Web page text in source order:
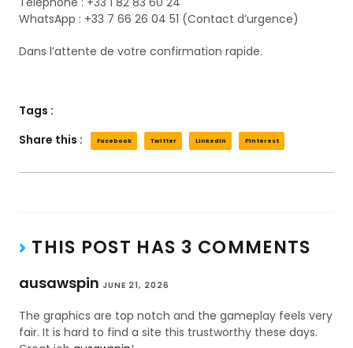
WhatsApp : +33 7 66 26 04 51 (Contact d’urgence)
Dans l’attente de votre confirmation rapide.
Tags :
Share this :
Facebook Twitter LinkedIn Pinterest
THIS POST HAS 3 COMMENTS
ausawspin JUNE 21, 2026
The graphics are top notch and the gameplay feels very
fair. It is hard to find a site this trustworthy these days.